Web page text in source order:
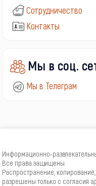
Сотрудничество
Контакты
Мы в соц.
Мы в Телеграм
Информационно-
Все права защищены.
Распространение,
разрешены только с согласия